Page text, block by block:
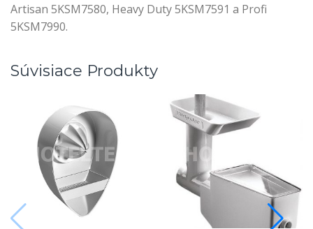
Artisan 5KSM7580, Heavy Duty 5KSM7591 a Profi
5KSM7990.
Súvisiace Produkty